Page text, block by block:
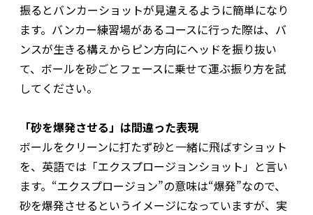
振るとバンカーショットが見違えるように簡単になり
ます。バンカー練習場があるコースに行った際は、バ
ンスが生きる構えからピン方向にヘッドを振り抜い
て、ボールを砂ごとフェースに乗せて運ぶ振り方を試
してください。
「砂を爆発させる」は間違った表現
ボールをクリーンに打たず砂と一緒に飛ばすショット
を、英語では「エクスプロージョンショット」と言い
ます。“エクスプロージョン”の意味は“爆発”なので、
砂を爆発させるというイメージになっていますが、実